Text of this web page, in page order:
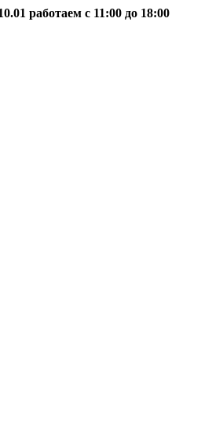
работаем с 11:00 до 18:00